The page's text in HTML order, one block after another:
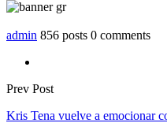
admin 856 posts 0 comments
Prev Post
Kris Tena vuelve a emocionar